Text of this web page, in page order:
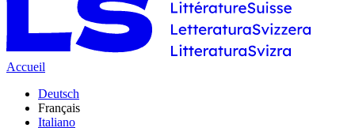
Accueil
Deutsch
Français
Italiano